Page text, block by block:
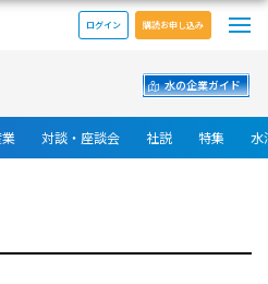
本水道新聞 電子版
ログイン 購読お申し込み
水の企業ガイド
対談・座談会 社説 特集 水